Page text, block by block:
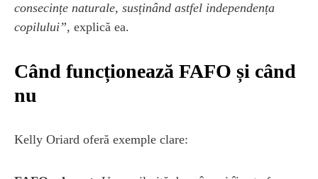
consecințe naturale, susținând astfel independența
copilului”, explică ea.
Când funcționează FAFO și când
nu
Kelly Oriard oferă exemple clare: